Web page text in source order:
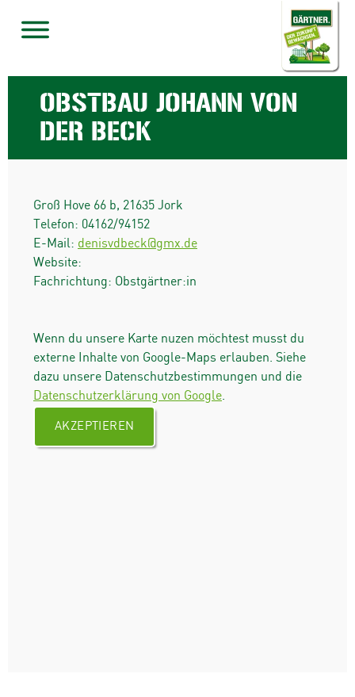
OBSTBAU JOHANN VON
DER BECK
Groß Hove 66 b, 21635 Jork
Telefon: 04162/94152
E-Mail: denisvdbeck@gmx.de
Website:
Fachrichtung: Obstgärtner:in
Wenn du unsere Karte nuzen möchtest musst du
externe Inhalte von Google-Maps erlauben. Siehe
dazu unsere Datenschutzbestimmungen und die
Datenschutzerklärung von Google.
AKZEPTIEREN